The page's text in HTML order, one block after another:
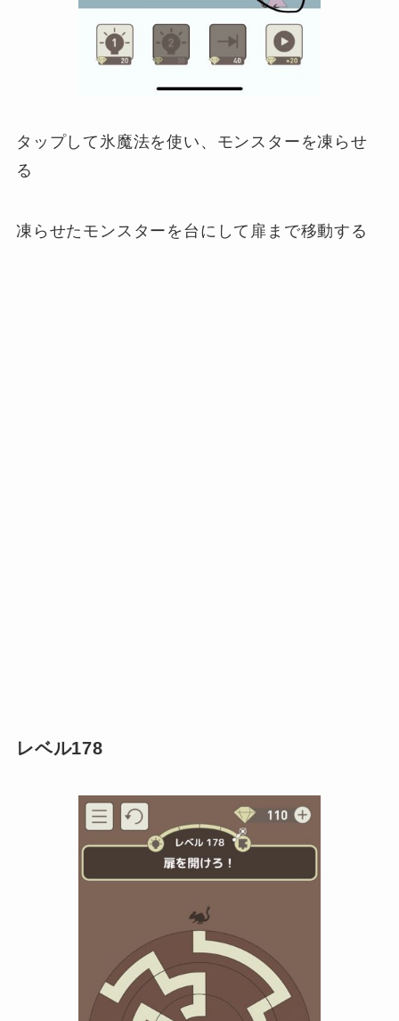
タップして氷魔法を使い、モンスターを凍らせ
る
凍らせたモンスターを台にして扉まで移動する
レベル178